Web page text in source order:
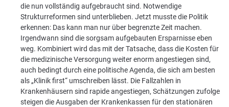
die nun vollständig aufgebraucht sind. Notwendige
Strukturreformen sind unterblieben. Jetzt musste die Politik
erkennen: Das kann man nur über begrenzte Zeit machen.
Irgendwann sind die sorgsam aufgebauten Ersparnisse eben
weg. Kombiniert wird das mit der Tatsache, dass die Kosten für
die medizinische Versorgung weiter enorm angestiegen sind,
auch bedingt durch eine politische Agenda, die sich am besten
als „Klinik first“ umschreiben lässt. Die Fallzahlen in
Krankenhäusern sind rapide angestiegen, Schätzungen zufolge
steigen die Ausgaben der Krankenkassen für den stationären